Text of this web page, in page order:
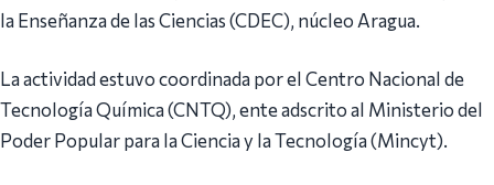
la Enseñanza de las Ciencias (CDEC), núcleo Aragua.
La actividad estuvo coordinada por el Centro Nacional de
Tecnología Química (CNTQ), ente adscrito al Ministerio del
Poder Popular para la Ciencia y la Tecnología (Mincyt).